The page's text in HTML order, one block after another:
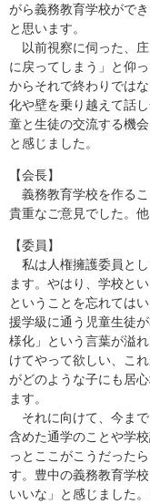
がら義務教育学校がで
と思います。
以前視察に伺った、
に戻ってしまう」と仰
からそれで終わりでは
化や壁を乗り越えて話
童と生徒の交流する機
と感じました。
【会長】
義務教育学校を作る
貴重なご意見でした。
【委員】
私は人権擁護委員と
ます。やはり、学校と
ということを忘れては
援学級に通う児童生徒
様化」という言葉が溢
けてやって欲しい、こ
がどのような子にも居
ます。
それに向けて、今ま
含めた通学のことや学
っとここがこうだった
す。豊中の義務教育学
いいな」と感じました